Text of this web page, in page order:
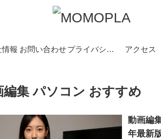
報 お問い合わせ プライバシーポリシー アクセス
編集 パソコン おすすめ
動画編
年最新版